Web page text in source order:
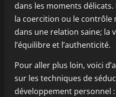
dans les moments délicats.
la coercition ou le contrôle
dans une relation saine; la
l’équilibre et l’authenticité.
Pour aller plus loin, voici
sur les techniques de
développement personnel :